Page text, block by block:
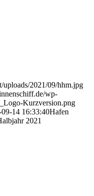
2021/09/hhm.jpg
wp-
Kurzversion.png
09-14 16:33:40Hafen
2021